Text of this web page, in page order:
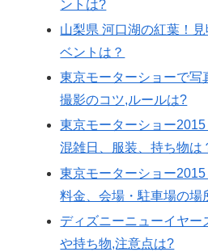
ントは?
山梨県 河口湖の紅葉！
ベントは？
東京モーターショーで写
撮影のコツ,ルールは?
東京モーターショー2015
混雑日、服装、持ち物は
東京モーターショー
料金、会場・駐車場の場
ディズニーニューイヤー
や持ち物,注意点は?